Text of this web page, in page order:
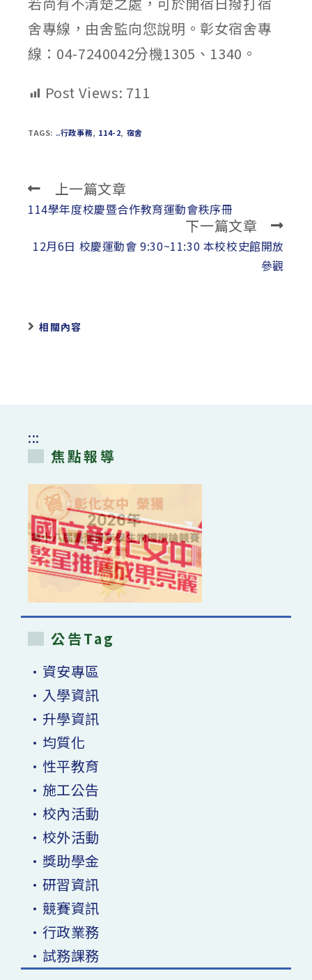
舍專線，由舍監向您說明。彰女宿舍專
線：04-7240042分機1305、1340。
Post Views: 711
TAGS: ..行政事務, 114-2, 宿舍
Read
more
上一篇文章
114學年度校慶暨合作教育運動會秩序冊
下一篇文章
12月6日 校慶運動會 9:30~11:30 本校校史館開放
參觀
相關內容
:::
焦點報導
公告Tag
•資安專區
•入學資訊
•升學資訊
•均質化
•性平教育
•施工公告
•校內活動
•校外活動
•獎助學金
•研習資訊
•競賽資訊
•行政業務
•試務課務